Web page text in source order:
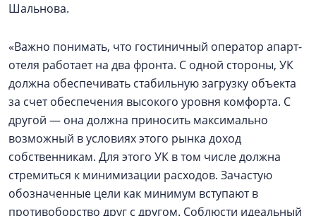
Шальнова.
«Важно понимать, что гостиничный оператор апарт-
отеля работает на два фронта. С одной стороны, УК
должна обеспечивать стабильную загрузку объекта
за счет обеспечения высокого уровня комфорта. С
другой — она должна приносить максимально
возможный в условиях этого рынка доход
собственникам. Для этого УК в том числе должна
стремиться к минимизации расходов. Зачастую
обозначенные цели как минимум вступают в
противоборство друг с другом. Соблюсти идеальный